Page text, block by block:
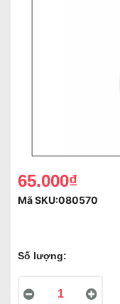
65.000₫
Mã SKU:080570
Số lượng: